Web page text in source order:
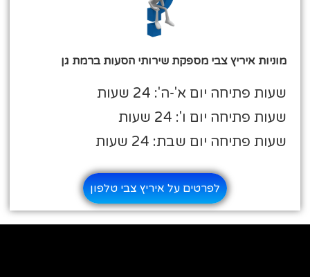
מוניות איריץ צבי מספקת שירותי הסעות ברמת גן
שעות פתיחה יום א'-ה': 24 שעות
שעות פתיחה יום ו': 24 שעות
שעות פתיחה יום שבת: 24 שעות
לפרטים על איריץ צבי טלפון